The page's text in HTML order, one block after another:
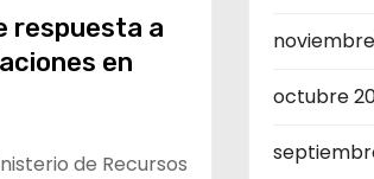
respuesta a
en
de Recursos
octubre